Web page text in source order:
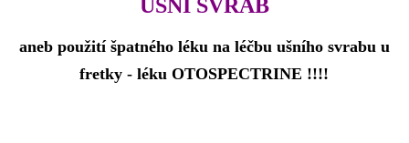
V PÉČI
UŠNÍ SVRAB
aneb použití špatného léku na léčbu ušního svrabu u
fretky - léku OTOSPECTRINE !!!!